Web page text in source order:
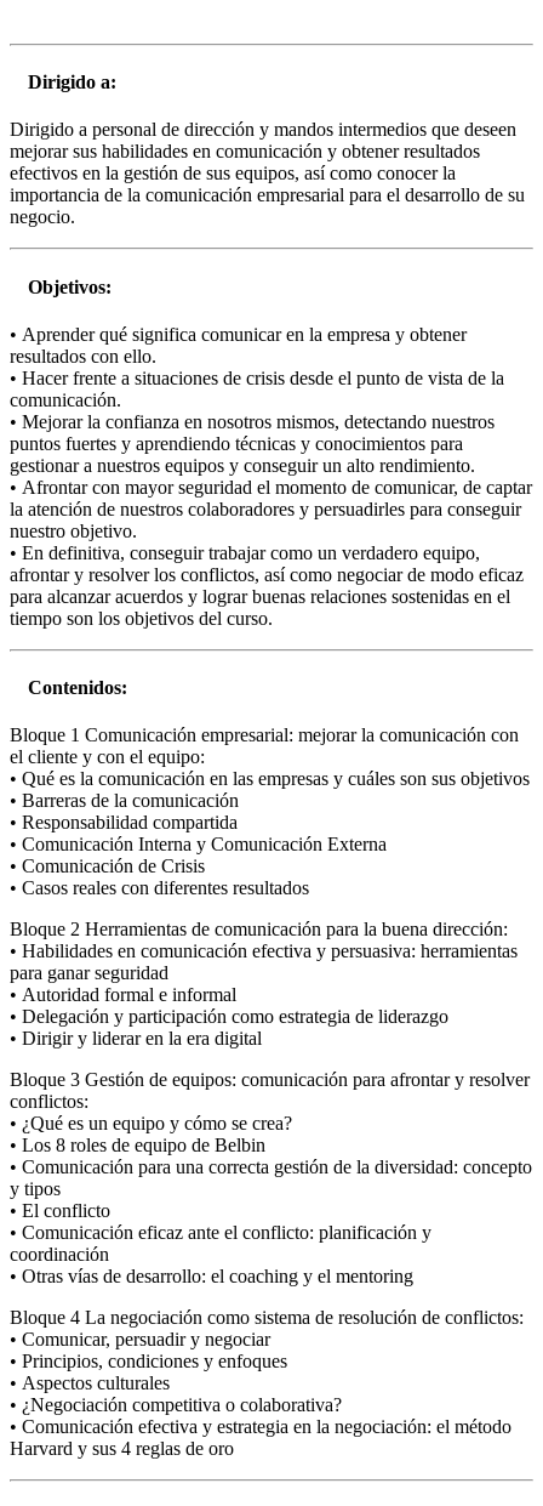
Dirigido a:
Dirigido a personal de dirección y mandos intermedios que deseen
mejorar sus habilidades en comunicación y obtener resultados
efectivos en la gestión de sus equipos, así como conocer la
importancia de la comunicación empresarial para el desarrollo de su
negocio.
Objetivos:
• Aprender qué significa comunicar en la empresa y obtener
resultados con ello.
• Hacer frente a situaciones de crisis desde el punto de vista de la
comunicación.
• Mejorar la confianza en nosotros mismos, detectando nuestros
puntos fuertes y aprendiendo técnicas y conocimientos para
gestionar a nuestros equipos y conseguir un alto rendimiento.
• Afrontar con mayor seguridad el momento de comunicar, de captar
la atención de nuestros colaboradores y persuadirles para conseguir
nuestro objetivo.
• En definitiva, conseguir trabajar como un verdadero equipo,
afrontar y resolver los conflictos, así como negociar de modo eficaz
para alcanzar acuerdos y lograr buenas relaciones sostenidas en el
tiempo son los objetivos del curso.
Contenidos:
Bloque 1 Comunicación empresarial: mejorar la comunicación con
el cliente y con el equipo:
• Qué es la comunicación en las empresas y cuáles son sus objetivos
• Barreras de la comunicación
• Responsabilidad compartida
• Comunicación Interna y Comunicación Externa
• Comunicación de Crisis
• Casos reales con diferentes resultados
Bloque 2 Herramientas de comunicación para la buena dirección:
• Habilidades en comunicación efectiva y persuasiva: herramientas
para ganar seguridad
• Autoridad formal e informal
• Delegación y participación como estrategia de liderazgo
• Dirigir y liderar en la era digital
Bloque 3 Gestión de equipos: comunicación para afrontar y resolver
conflictos:
• ¿Qué es un equipo y cómo se crea?
• Los 8 roles de equipo de Belbin
• Comunicación para una correcta gestión de la diversidad: concepto
y tipos
• El conflicto
• Comunicación eficaz ante el conflicto: planificación y
coordinación
• Otras vías de desarrollo: el coaching y el mentoring
Bloque 4 La negociación como sistema de resolución de conflictos:
• Comunicar, persuadir y negociar
• Principios, condiciones y enfoques
• Aspectos culturales
• ¿Negociación competitiva o colaborativa?
• Comunicación efectiva y estrategia en la negociación: el método
Harvard y sus 4 reglas de oro